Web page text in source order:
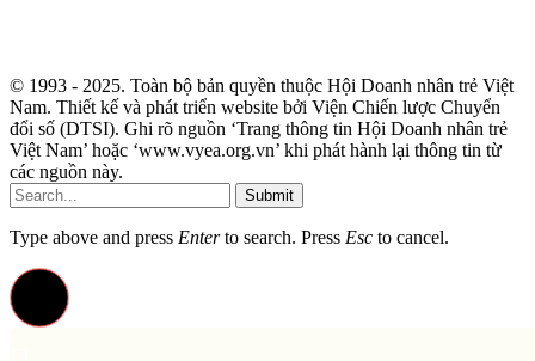
© 1993 - 2025. Toàn bộ bản quyền thuộc Hội Doanh nhân trẻ Việt
Nam. Thiết kế và phát triển website bởi Viện Chiến lược Chuyển
đổi số (DTSI). Ghi rõ nguồn ‘Trang thông tin Hội Doanh nhân trẻ
Việt Nam’ hoặc ‘www.vyea.org.vn’ khi phát hành lại thông tin từ
các nguồn này.
Submit
Type above and press Enterto search. Press Esc to cancel.